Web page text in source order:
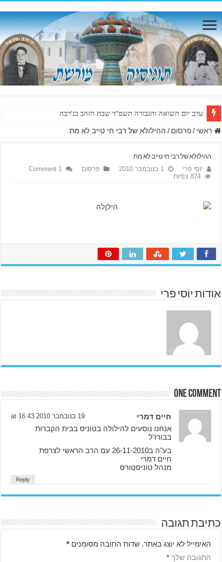
ערב יום השואה והגבורה תשפ"ד שבת הזהב בג'רבה
ראשי /פרסום / ההילולא של רבי חי טייב לא מת
ההילולא של רבי חי טייב לא מת
יוסי פרי 1 בנובמבר 2010 פרסום
1 Comment
874 צפיות
אודות יוסי פרי
One comment
חיים דמרי 19 בנובמבר 2010 at 16:43
אנחנו נוסעים להילולה בטוניס בבית הקברות
בבורז'ל
בע"ה ב26-11-2010 עם הרב הראשי לצרפת
חיים דמרי
מנהל טוניסטורס
Reply
כתיבת תגובה
האימייל לא יוצג באתר. שדות החובה מסומנים*
התגובה שלך*